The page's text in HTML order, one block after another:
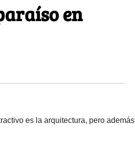
en
es la arquitectura, pero además